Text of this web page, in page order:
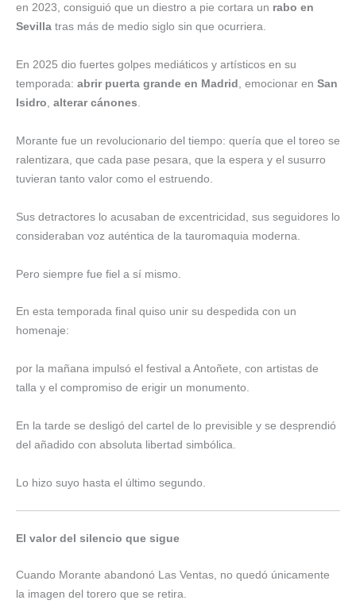
en 2023, consiguió que un diestro a pie cortara un rabo en
Sevilla tras más de medio siglo sin que ocurriera.
En 2025 dio fuertes golpes mediáticos y artísticos en su
temporada: abrir puerta grande en Madrid, emocionar en San
Isidro, alterar cánones.
Morante fue un revolucionario del tiempo: quería que el toreo se
ralentizara, que cada pase pesara, que la espera y el susurro
tuvieran tanto valor como el estruendo.
Sus detractores lo acusaban de excentricidad, sus seguidores lo
consideraban voz auténtica de la tauromaquia moderna.
Pero siempre fue fiel a sí mismo.
En esta temporada final quiso unir su despedida con un
homenaje:
por la mañana impulsó el festival a Antoñete, con artistas de
talla y el compromiso de erigir un monumento.
En la tarde se desligó del cartel de lo previsible y se desprendió
del añadido con absoluta libertad simbólica.
Lo hizo suyo hasta el último segundo.
El valor del silencio que sigue
Cuando Morante abandonó Las Ventas, no quedó únicamente
la imagen del torero que se retira.